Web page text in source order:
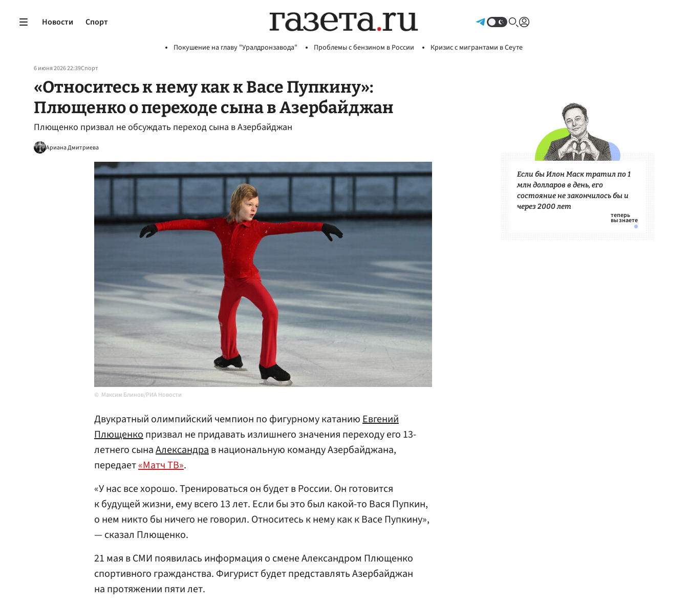
Новости Спорт
Покушение на главу "Уралдронзавода" Проблемы с бензином в России Кризис с мигрантами в Сеуте
6 июня 2026 22:39Спорт
«Относитесь к нему как к Васе Пупкину»:
Плющенко о переходе сына в Азербайджан
Плющенко призвал не обсуждать переход сына в Азербайджан
Ариана Дмитриева
Максим Блинов/РИА Новости
Двукратный олимпийский чемпион по фигурному катаниюЕвгений
Плющенкопризвал не придавать излишнего значения переходу его 13-
летнего сынаАлександрав национальную команду Азербайджана,
передает«Матч ТВ».
«У нас все хорошо. Тренироваться он будет в России. Он готовится
к будущей жизни, ему всего 13 лет. Если бы это был какой-то Вася Пупкин,
о нем никто бы ничего не говорил. Относитесь к нему как к Васе Пупкину»,
— сказал Плющенко.
21 мая в СМИ появилась информация о смене Александром Плющенко
спортивного гражданства. Фигурист будет представлять Азербайджан
на протяжении пяти лет.
Если бы Илон Маск тратил по 1
млн долларов в день, его
состояние не закончилось бы и
через 2000 лет